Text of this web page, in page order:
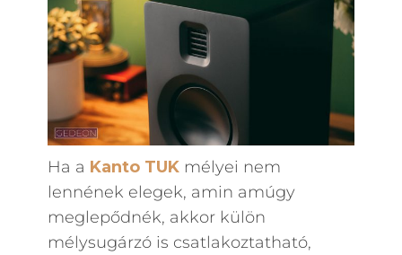
Ha a Kanto TUKmélyei nem
lennének elegek, amin amúgy
meglepődnék, akkor külön
mélysugárzó is csatlakoztatható,